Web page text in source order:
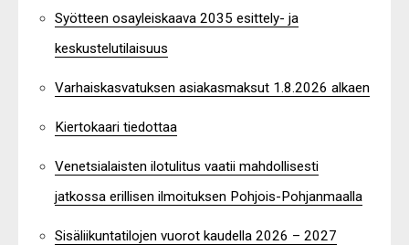
Syötteen osayleiskaava 2035 esittely- ja
keskustelutilaisuus
Varhaiskasvatuksen asiakasmaksut 1.8.2026 alkaen
Kiertokaari tiedottaa
Venetsialaisten ilotulitus vaatii mahdollisesti
jatkossa erillisen ilmoituksen Pohjois-Pohjanmaalla
Sisäliikuntatilojen vuorot kaudella 2026 – 2027